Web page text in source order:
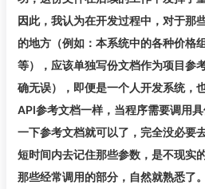
因此，我认为在开发过程中，对于那
的地方（例如：本系统中的各种价格
等），应该单独写份文档作为项目参
确无误），即便是一个人开发系统，
API参考文档一样，当程序需要调用
一下参考文档就可以了，完全没必要
短时间内去记住那些参数，是不现实
那些经常调用的部分，自然就熟悉了。